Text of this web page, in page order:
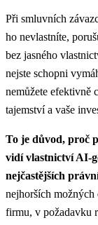
Při smluvních
ho nevlastníte,
bez jasného
nejste schopni
nemůžete efektivně
tajemství a vaše
To je důvod, proč
vidí vlastnictví AI-
nejčastějších
nejhorších
firmu, v požadavku